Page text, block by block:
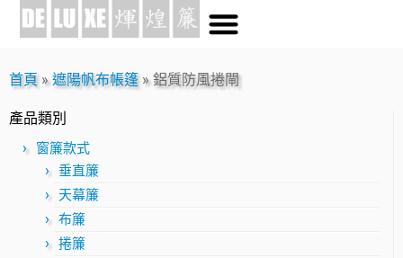
首頁 » 遮陽帆布帳篷 » 鋁質防風捲閘
產品類別
窗簾款式
垂直簾
天幕簾
布簾
捲簾